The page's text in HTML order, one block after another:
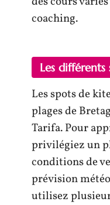
coaching.
Les
Les spots de
plages de
Tarifa. Pour
privilégiez un
conditions de
prévision
utilisez